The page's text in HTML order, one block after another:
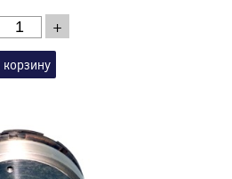
+
корзину